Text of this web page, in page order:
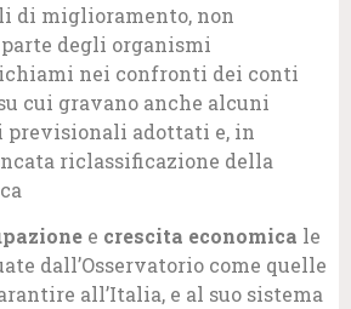
di miglioramento, non
degli organismi
nei confronti dei conti
cui gravano anche alcuni
adottati e, in
riclassificazione della
e crescita economica le
dall’Osservatorio come quelle
all’Italia, e al suo sistema